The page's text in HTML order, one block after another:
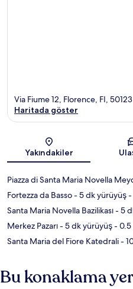
Via Fiume 12, Florence, FI, 50123
Haritada göster
Yakındakiler
Piazza di Santa Maria Novella
Fortezza da Basso- 5 dk yürüyüş-
Santa Maria Novella Bazilikası- 5
Merkez Pazarı- 5 dk yürüyüş- 0.5
Santa Maria del Fiore Katedrali-
Bu konaklama